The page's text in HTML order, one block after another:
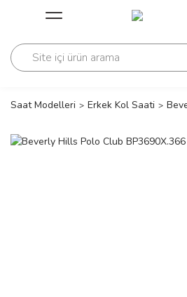
Geri Dön
Geri Dön
Saat Modelleri Erkek Kol Saati